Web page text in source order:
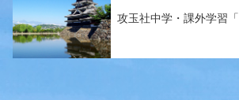
攻玉社中学・課外学習「